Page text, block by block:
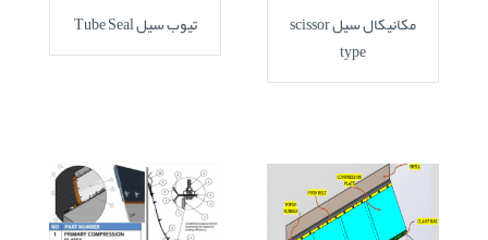
مکانیکال سیل scissor
type
تیوب سیل Tube Seal